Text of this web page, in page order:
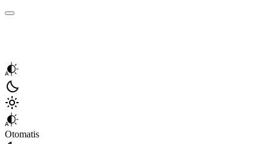
Kata Sumbar
Berita Sumbar Hari Ini
Otomatis